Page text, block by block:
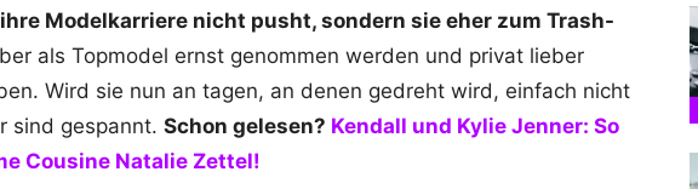
Modelkarriere nicht pusht, sondern sie eher zum Trash-
als Topmodel ernst genommen werden und privat lieber
Wird sie nun an tagen, an denen gedreht wird, einfach nicht
sind gespannt. Schon gelesen? Kendall und Kylie Jenner: So
Cousine Natalie Zettel!